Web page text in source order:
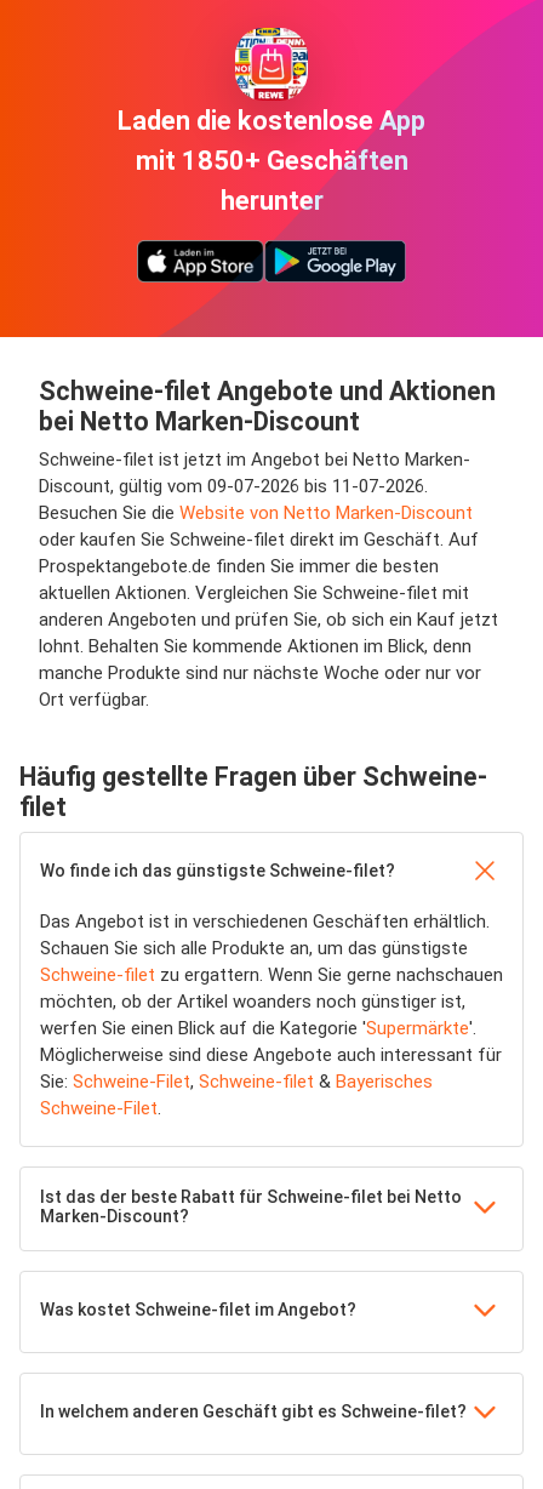
Laden die kostenlose App
mit 1850+ Geschäften
herunter
Schweine-filet Angebote und Aktionen
bei Netto Marken-Discount
Schweine-filet ist jetzt im Angebot bei Netto Marken-
Discount, gültig vom 09-07-2026 bis 11-07-2026.
Besuchen Sie die Website von Netto Marken-Discount
oder kaufen Sie Schweine-filet direkt im Geschäft. Auf
Prospektangebote.de finden Sie immer die besten
aktuellen Aktionen. Vergleichen Sie Schweine-filet mit
anderen Angeboten und prüfen Sie, ob sich ein Kauf jetzt
lohnt. Behalten Sie kommende Aktionen im Blick, denn
manche Produkte sind nur nächste Woche oder nur vor
Ort verfügbar.
Häufig gestellte Fragen über Schweine-
filet
Wo finde ich das günstigste Schweine-filet?
Das Angebot ist in verschiedenen Geschäften erhältlich.
Schauen Sie sich alle Produkte an, um das günstigste
Schweine-filet zu ergattern. Wenn Sie gerne nachschauen
möchten, ob der Artikel woanders noch günstiger ist,
werfen Sie einen Blick auf die Kategorie 'Supermärkte'.
Möglicherweise sind diese Angebote auch interessant für
Sie: Schweine-Filet, Schweine-filet & Bayerisches
Schweine-Filet.
Ist das der beste Rabatt für Schweine-filet bei Netto
Marken-Discount?
Was kostet Schweine-filet im Angebot?
In welchem anderen Geschäft gibt es Schweine-filet?